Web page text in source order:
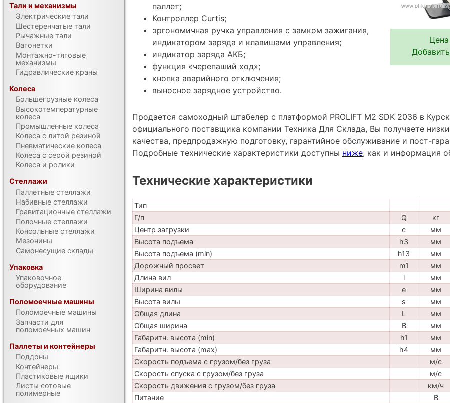
паллет;
Контроллер Curtis;
эргономичная ручка управления с замком зажигания,
индикатором заряда и клавишами управления;
индикатор заряда АКБ;
функция «черепаший ход»;
кнопка аварийного отключения;
выносное зарядное устройство.
Продается самоходный штабелер с платформой PROLIFT M2 SDK 2036 в
официального поставщика компании Техника Для Склада, Вы получаете
качества, предпродажную подготовку, гарантийное обслуживание и пост-
Подробные технические характеристики доступны ниже, как и информация
Технические характеристики
Тип
Г/п
Q кг
Центр загрузки
c мм
Высота подъема
h3 мм
Высота подъема (min)
h13 мм
Дорожный просвет
m1 мм
Длина вил
l мм
Ширина вилы
e мм
Высота вилы
s мм
Общая длина
L мм
Общая ширина
B мм
Габаритн. высота (min)
h1 мм
Габаритн. высота (max)
h4 мм
Скорость подъема с грузом/без груза
м/с
Скорость спуска с грузом/без груза
м/с
Скорость движения с грузом/без груза
км/ч
Питание
В
Тали и механизмы
Электрические тали
Шестеренчатые тали
Рычажные тали
Вагонетки
Монтажно-тяговые
механизмы
Гидравлические краны
Колеса
Большегрузные колеса
Высокотемпературные
колеса
Промышленные колеса
Колеса с литой резиной
Пневматические колеса
Колеса с серой резиной
Колеса и ролики
Стеллажи
Паллетные стеллажи
Набивные стеллажи
Гравитационные стеллажи
Полочные стеллажи
Консольные стеллажи
Мезонины
Самонесущие склады
Упаковка
Упаковочное
оборудование
Поломоечные машины
Поломоечные машины
Запчасти для
поломоечных машин
Паллеты и контейнеры
Поддоны
Контейнеры
Пластиковые ящики
Листы сотовые
полимерные